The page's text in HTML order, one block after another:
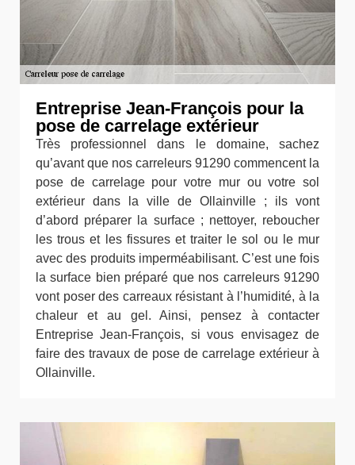
Entreprise Jean-François pour la
pose de carrelage extérieur
Très professionnel dans le domaine, sachez
qu’avant que nos carreleurs 91290 commencent la
pose de carrelage pour votre mur ou votre sol
extérieur dans la ville de Ollainville ; ils vont
d’abord préparer la surface ; nettoyer, reboucher
les trous et les fissures et traiter le sol ou le mur
avec des produits imperméabilisant. C’est une fois
la surface bien préparé que nos carreleurs 91290
vont poser des carreaux résistant à l’humidité, à la
chaleur et au gel. Ainsi, pensez à contacter
Entreprise Jean-François, si vous envisagez de
faire des travaux de pose de carrelage extérieur à
Ollainville.